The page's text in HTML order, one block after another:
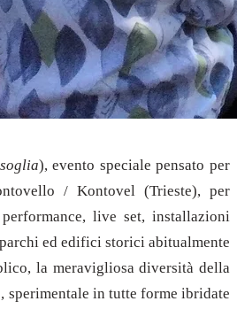
), evento speciale pensato per
/ Kontovel (Trieste), per
live set, installazioni
ed edifici storici abitualmente
la meravigliosa diversità della
sperimentale in tutte forme ibridate